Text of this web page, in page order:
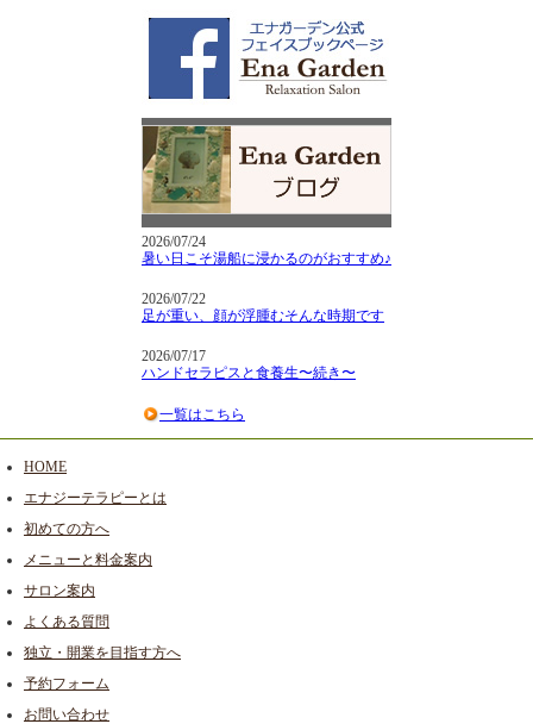
2026/07/24
暑い日こそ湯船に浸かるのがおすすめ♪
2026/07/22
足が重い、顔が浮腫むそんな時期です
2026/07/17
ハンドセラピスと食養生〜続き〜
一覧はこちら
HOME
エナジーテラピーとは
初めての方へ
メニューと料金案内
サロン案内
よくある質問
独立・開業を目指す方へ
予約フォーム
お問い合わせ